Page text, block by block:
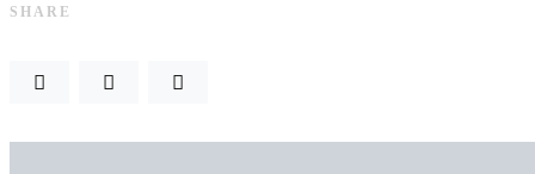
SHARE